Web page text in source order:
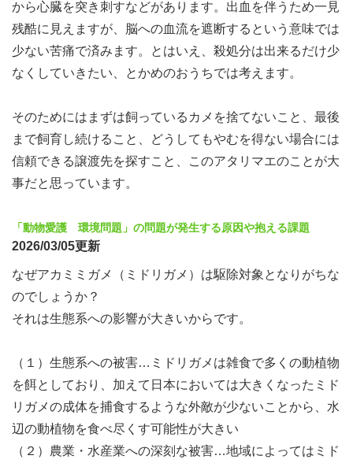
から心臓を突き刺すなどがあります。出血を伴うため一見
残酷に見えますが、脳への血流を遮断するという意味では
少ない苦痛で済みます。とはいえ、殺処分は出来るだけ少
なくしていきたい、とかめのおうちでは考えます。
そのためにはまずは飼っているカメを捨てないこと、最後
まで飼育し続けること、どうしてもやむを得ない場合には
信頼できる譲渡先を探すこと、このアタリマエのことが大
事だと思っています。
「動物愛護 環境問題」の問題が発生する原因や抱える課題
2026/03/05更新
なぜアカミミガメ（ミ ドリガメ）は駆除対象となりがちな
のでしょうか？
それは生態系への影響が大きいからです。
（１）生態系への被害…ミドリガメは雑食で多くの動植物
を餌としており、加えて日本においては大きくなったミド
リガメの成体を捕食するような外敵が少ないことから、水
辺の動植物を食べ尽くす可能性が大きい
（２）農業・水産業への深刻な被害…地域によってはミド